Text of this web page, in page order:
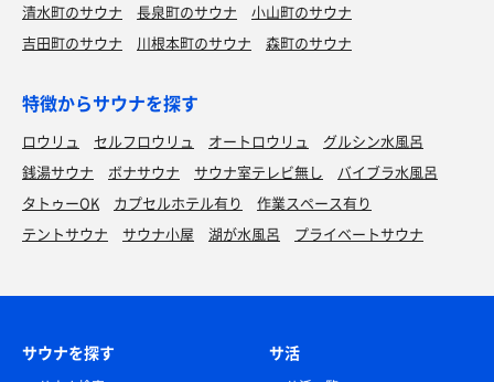
清水町のサウナ
長泉町のサウナ
小山町のサウナ
吉田町のサウナ
川根本町のサウナ 森町のサウナ
特徴からサウナを探す
ロウリュ セルフロウリュ オートロウリュ
グルシン水風呂
銭湯サウナ
ボナサウナ サウナ室テレビ無し
バイブラ水風呂
タトゥーOK
カプセルホテル有り
作業スペース有り
テントサウナ
サウナ小屋 湖が水風呂 プライベートサウナ
サウナを探す サ活